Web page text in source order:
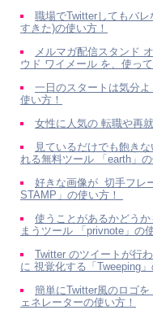
職場でTwitterしてもバ
すきた)の使い方！
メルマガ配信スタンド オレンジメール エキスパートメールクラ
ウド ワイメール を、使っ
一日のスタートは気分
使い方！
女性に人気の 転職や再
見ているだけでも飽き
れる無料ツール 「earth」の
好きな画像が 切手フレ
STAMP」の使い方！
使うことがあるかどう
まうツール 「privnote」の
Twitter のツイートが行
に 視覚化する「Tweeping」
簡単にTwitter風のロゴ
ェネレーターの使い方！